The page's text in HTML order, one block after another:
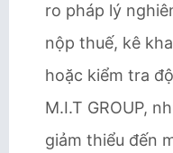
ro pháp lý
nộp thuế, kê
hoặc kiểm tra
M.I.T GROUP,
giảm thiểu đến